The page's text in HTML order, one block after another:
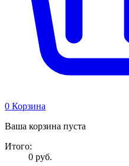
0 Корзина
Ваша корзина пуста
Итого:
0 руб.